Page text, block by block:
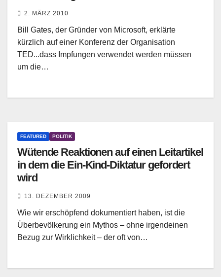
2. MÄRZ 2010
Bill Gates, der Gründer von Microsoft, erklärte
kürzlich auf einer Konferenz der Organisation
TED...dass Impfungen verwendet werden müssen
um die…
FEATURED POLITIK
Wütende Reaktionen auf einen Leitartikel
in dem die Ein-Kind-Diktatur gefordert
wird
13. DEZEMBER 2009
Wie wir erschöpfend dokumentiert haben, ist die
Überbevölkerung ein Mythos – ohne irgendeinen
Bezug zur Wirklichkeit – der oft von…